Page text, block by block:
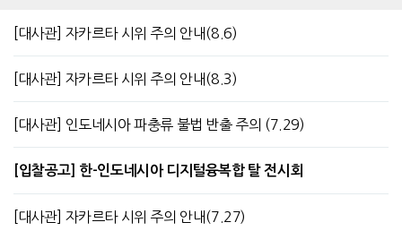
[대사관] 자카르타 시위 주의 안내(8.6)
[대사관] 자카르타 시위 주의 안내(8.3)
[대사관] 인도네시아 파충류 불법 반출 주의 (7.29)
[입찰공고] 한-인도네시아 디지털융복합 탈 전시회
[대사관] 자카르타 시위 주의 안내(7.27)